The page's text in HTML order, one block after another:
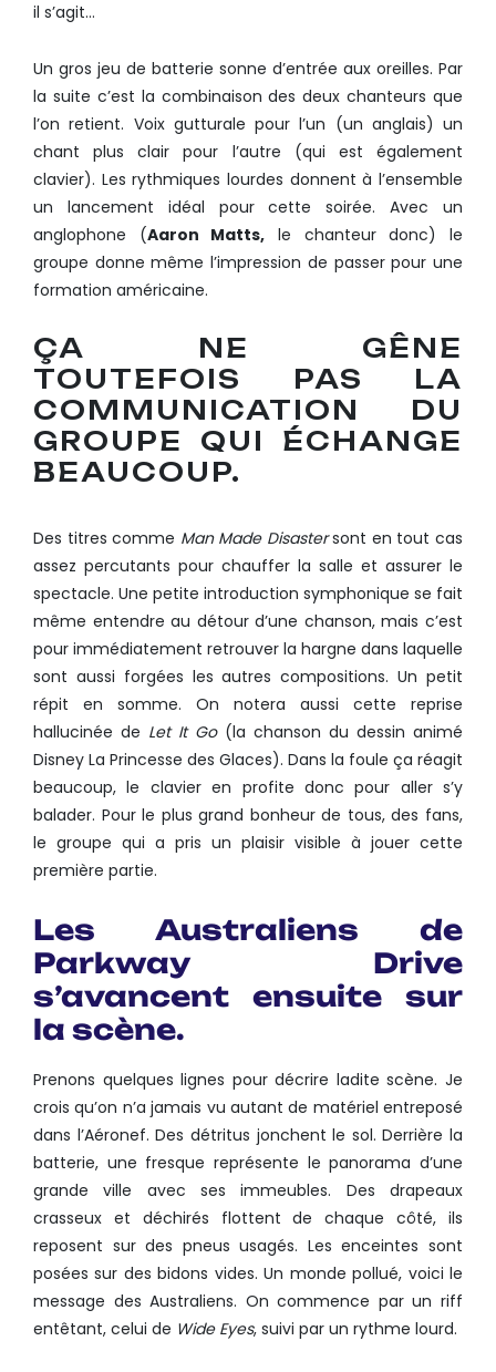
il s’agit…
Un gros jeu de batterie sonne d’entrée aux oreilles. Par
la suite c’est la combinaison des deux chanteurs que
l’on retient. Voix gutturale pour l’un (un anglais) un
chant plus clair pour l’autre (qui est également
clavier). Les rythmiques lourdes donnent à l’ensemble
un lancement idéal pour cette soirée. Avec un
anglophone (Aaron Matts, le chanteur donc) le
groupe donne même l’impression de passer pour une
formation américaine.
ÇA NE GÊNE
TOUTEFOIS PAS LA
COMMUNICATION DU
GROUPE QUI ÉCHANGE
BEAUCOUP.
Des titres comme Man Made Disastersont en tout cas
assez percutants pour chauffer la salle et assurer le
spectacle. Une petite introduction symphonique se fait
même entendre au détour d’une chanson, mais c’est
pour immédiatement retrouver la hargne dans laquelle
sont aussi forgées les autres compositions. Un petit
répit en somme. On notera aussi cette reprise
hallucinée de Let It Go(la chanson du dessin animé
Disney La Princesse des Glaces). Dans la foule ça réagit
beaucoup, le clavier en profite donc pour aller s’y
balader. Pour le plus grand bonheur de tous, des fans,
le groupe qui a pris un plaisir visible à jouer cette
première partie.
Les Australiens de
Parkway Drive
s’avancent ensuite sur
la scène.
Prenons quelques lignes pour décrire ladite scène. Je
crois qu’on n’a jamais vu autant de matériel entreposé
dans l’Aéronef. Des détritus jonchent le sol. Derrière la
batterie, une fresque représente le panorama d’une
grande ville avec ses immeubles. Des drapeaux
crasseux et déchirés flottent de chaque côté, ils
reposent sur des pneus usagés. Les enceintes sont
posées sur des bidons vides. Un monde pollué, voici le
message des Australiens. On commence par un riff
entêtant, celui de Wide ­Eyes, suivi par un rythme lourd.